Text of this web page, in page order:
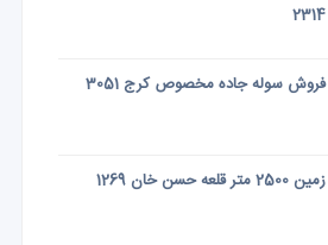
2314
فروش سوله جاده مخصوص کرج 3051
زمین 2500 متر قلعه حسن خان 1269